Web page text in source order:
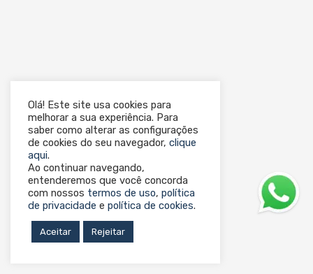
Olá! Este site usa cookies para
melhorar a sua experiência. Para
saber como alterar as configurações
de cookies do seu navegador, clique
aqui.
Ao continuar navegando,
entenderemos que você concorda
com nossos termos de uso, política
de privacidade e política de cookies.
Aceitar Rejeitar